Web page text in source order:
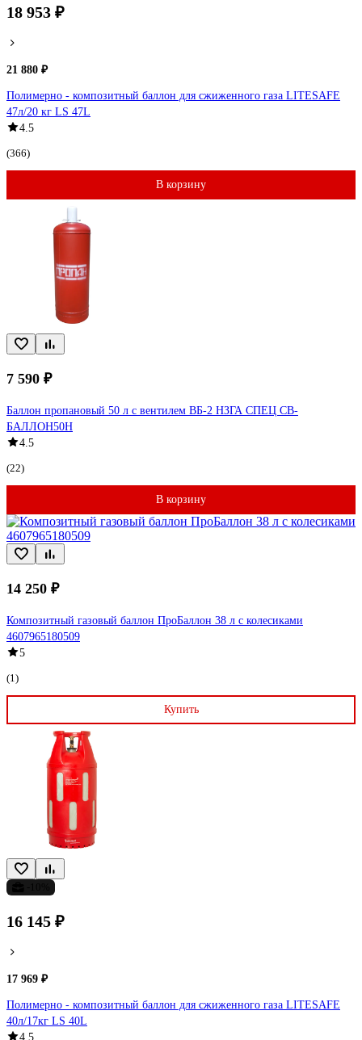
18 953 ₽
21 880 ₽
Полимерно - композитный баллон для сжиженного газа LITESAFE
47л/20 кг LS 47L
4.5
(366)
В корзину
7 590 ₽
Баллон пропановый 50 л с вентилем ВБ-2 НЗГА СПЕЦ СВ-
БАЛЛОН50Н
4.5
(22)
В корзину
14 250 ₽
Композитный газовый баллон ПроБаллон 38 л с колесиками
4607965180509
5
(1)
Купить
16 145 ₽
17 969 ₽
Полимерно - композитный баллон для сжиженного газа LITESAFE
40л/17кг LS 40L
4.5